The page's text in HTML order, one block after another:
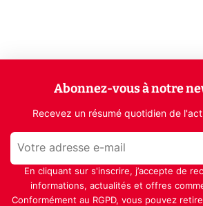
Abonnez-vous à notre
Recevez un résumé quotidien de
En cliquant sur s'inscrire, j’accepte de
informations, actualités et offres
Conformément au RGPD, vous pouvez